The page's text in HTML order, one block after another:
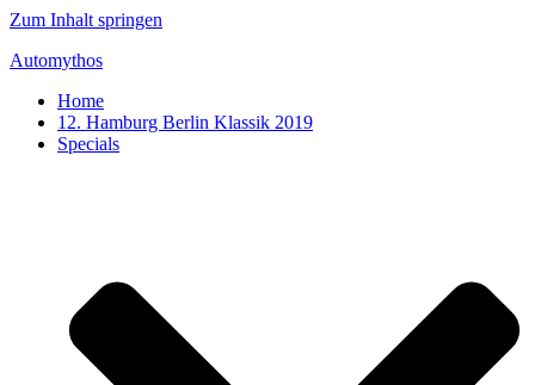
Zum Inhalt springen
Automythos
Home
12. Hamburg Berlin Klassik 2019
Specials